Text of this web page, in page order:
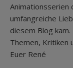
Animationsserien
umfangreiche
diesem Blog
Themen, Kritiken
Euer René